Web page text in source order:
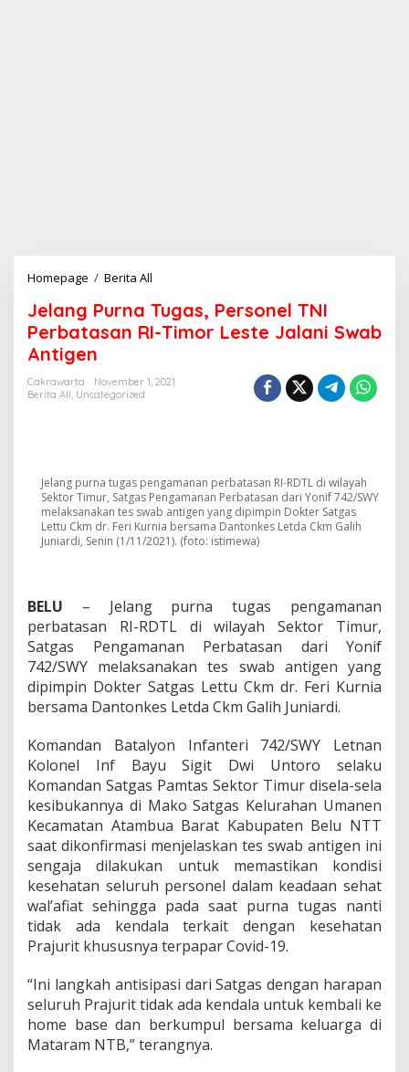
Homepage / Berita All
l
a
n
P
g
a
s
,
o
e
l
T
N
e
r
b
a
t
a
s
a
n
R
-
T
m
o
L
e
Jelang Purna Tugas, Personel TNI
Perbatasan RI-Timor Leste Jalani Swab
Antigen
Cakrawarta
November 1, 2021
Berita All, Uncategorized
Jelang purna tugas pengamanan perbatasan RI-RDTL di wilayah
Sektor Timur, Satgas Pengamanan Perbatasan dari Yonif 742/SWY
melaksanakan tes swab antigen yang dipimpin Dokter Satgas
Lettu Ckm dr. Feri Kurnia bersama Dantonkes Letda Ckm Galih
Juniardi, Senin (1/11/2021). (foto: istimewa)
BELU – Jelang purna tugas pengamanan
perbatasan RI-RDTL di wilayah Sektor Timur,
Satgas Pengamanan Perbatasan dari Yonif
742/SWY melaksanakan tes swab antigen yang
dipimpin Dokter Satgas Lettu Ckm dr. Feri Kurnia
bersama Dantonkes Letda Ckm Galih Juniardi.
Komandan Batalyon Infanteri 742/SWY Letnan
Kolonel Inf Bayu Sigit Dwi Untoro selaku
Komandan Satgas Pamtas Sektor Timur disela-sela
kesibukannya di Mako Satgas Kelurahan Umanen
Kecamatan Atambua Barat Kabupaten Belu NTT
saat dikonfirmasi menjelaskan tes swab antigen ini
sengaja dilakukan untuk memastikan kondisi
kesehatan seluruh personel dalam keadaan sehat
wal’afiat sehingga pada saat purna tugas nanti
tidak ada kendala terkait dengan kesehatan
Prajurit khususnya terpapar Covid-19.
“Ini langkah antisipasi dari Satgas dengan harapan
seluruh Prajurit tidak ada kendala untuk kembali ke
home base dan berkumpul bersama keluarga di
Mataram NTB,” terangnya.